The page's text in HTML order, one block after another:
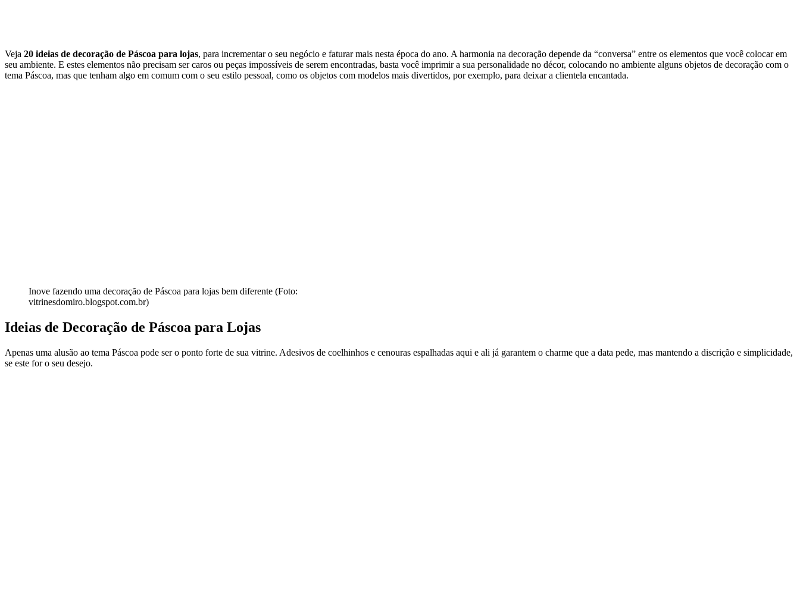
Veja 20 ideias de decoração de Páscoa para lojas, para incrementar o seu negócio e faturar mais nesta época do ano. A harmonia na decoração depende da “conversa” entre os elementos que você colocar em
seu ambiente. E estes elementos não precisam ser caros ou peças impossíveis de serem encontradas, basta você imprimir a sua personalidade no décor, colocando no ambiente alguns objetos de decoração com o
tema Páscoa, mas que tenham algo em comum com o seu estilo pessoal, como os objetos com modelos mais divertidos, por exemplo, para deixar a clientela encantada.
Inove fazendo uma decoração de Páscoa para lojas bem diferente (Foto:
vitrinesdomiro.blogspot.com.br)
Ideias de Decoração de Páscoa para Lojas
Apenas uma alusão ao tema Páscoa pode ser o ponto forte de sua vitrine. Adesivos de coelhinhos e cenouras espalhadas aqui e ali já garantem o charme que a data pede, mas mantendo a discrição e simplicidade,
se este for o seu desejo.